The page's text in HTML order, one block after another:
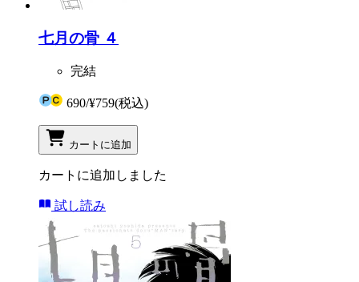
七月の骨 ４
完結
690/¥759(税込)
カートに追加
カートに追加しました
試し読み